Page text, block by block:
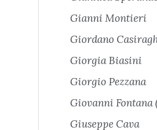
Gianni Montieri
Giordano
Giorgia Biasini
Giorgio Pezzana
Giovanni Fontana
Giuseppe Cava